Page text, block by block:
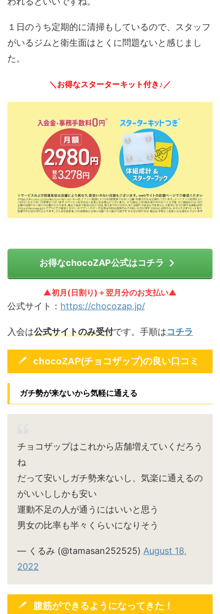
１日のうち定期的に清掃もしているので、スタッフ
がいるジムと衛生面はとくに問題ないと感じまし
た。
＼お得なスターターキット付き♪／
お得なchocoZAP公式はコチラ
▲初月(日割り)＋翌月分のお支払い▲
公式サイト： https://chocozap.jp/
入会は公式サイトのみ受付です。手順はコチラ
chocoZAP(チョコザップ)の良い口コミ
ガチ勢が来ないから気軽に通える
チョコザップはこれから店舗増えていくだろう
ね
だって安いしガチ勢来ないし、気楽に通えるの
がいいししかも安い
運動不足の人が通うにはいいと思う
男女の比率も半々くらいになりそう
— くるみ (@tamasan252525) August 18,
2022
腹筋ができるようになってきた！